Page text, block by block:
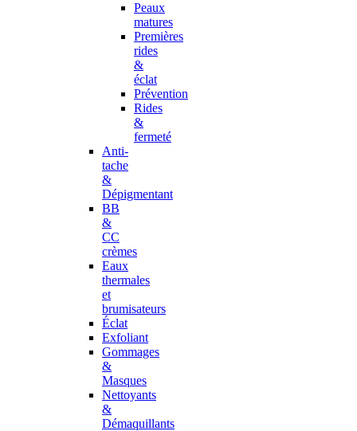
Peaux
matures
Premières
rides
&
éclat
Prévention
Rides
&
fermeté
Anti-
tache
&
Dépigmentant
BB
&
CC
crèmes
Eaux
thermales
et
brumisateurs
Éclat
Exfoliant
Gommages
&
Masques
Nettoyants
&
Démaquillants